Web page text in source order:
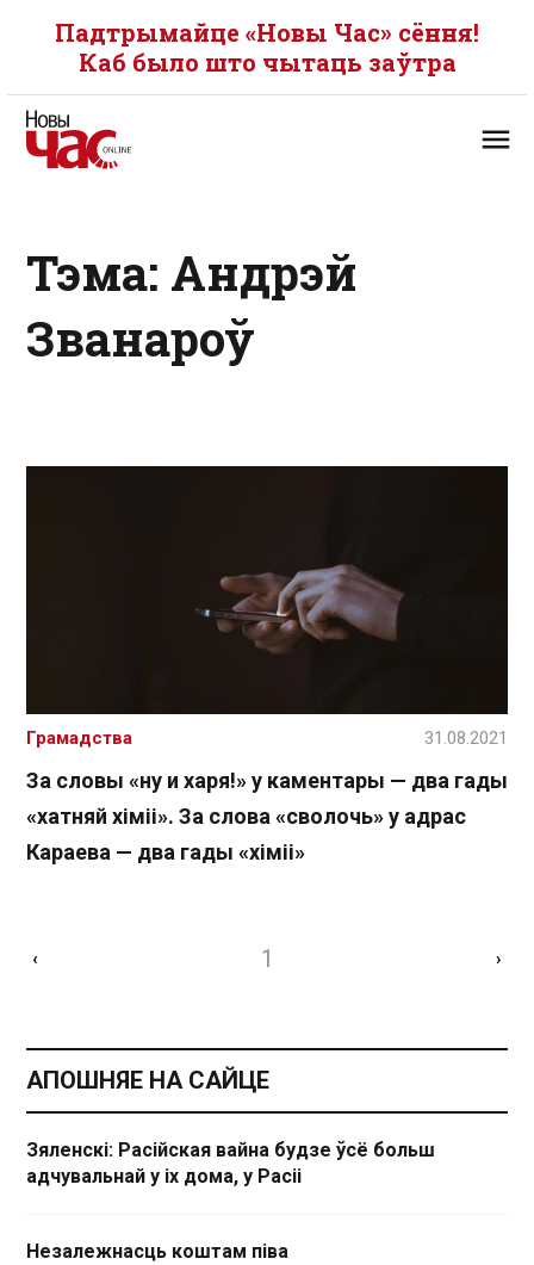
Падтрымайце «Новы Час» сёння!
Каб было што чытаць заўтра
Тэма: Андрэй
Званароў
За словы «ну и харя!» у каментары — два гады
«хатняй хіміі». За слова «сволочь» у адрас
Караева — два гады «хіміі»
Грамадства 31.08.2021
‹ 1 ›
АПОШНЯЕ НА САЙЦЕ
Зяленскі: Расійская вайна будзе ўсё больш
адчувальнай у іх дома, у Расіі
Незалежнасць коштам піва